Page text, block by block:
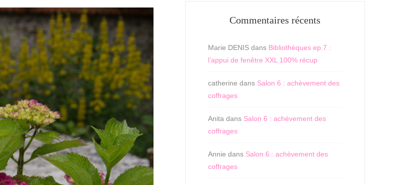
Commentaires récents
Marie DENIS dans Bibliothèques ep.7 :
l’appui de fenêtre XXL 100% récup
catherine dans Salon 6 : achèvement des
coffrages
Anita dans Salon 6 : achèvement des
coffrages
Annie dans Salon 6 : achèvement des
coffrages